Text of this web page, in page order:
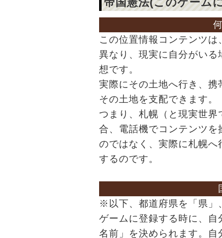
この位置情報コンテンツ
異なり、現実に自分がい
想です。
実際にその土地へ行き、
その土地を支配できます。
つまり、札幌（と現実世
合、電話機でコンテンツ
のではなく、実際に札幌
するのです。
※以下、都道府県を「県」
ゲームに登録する時に、
名前」を決められます。自